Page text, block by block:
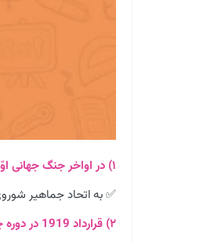
۱) در اواخر جنگ جهانی اوّل حکومت تزاری روسیه چه شد؟
✅ به اتحاد جماهیر
۲) قرارداد 1919 در دوره چه کسی بسته شد؟